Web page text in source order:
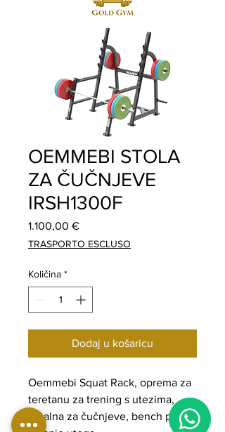
OEMMEBI STOLA
ZA ČUČNJEVE
IRSH1300F
1.100,00 €Cijena
TRASPORTO ESCLUSO
Količina *
Dodaj u košaricu
Oemmebi Squat Rack, oprema za
teretanu za trening s utezima,
idealna za čučnjeve, bench press i
1